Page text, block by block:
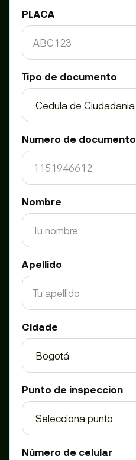
PLACA
Tipo de documento
Numero de documento
Nombre
Apellido
Cidade
Punto de inspeccion
Número de celular